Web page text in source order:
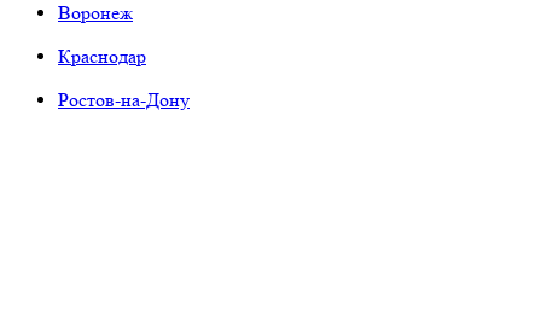
Воронеж
Краснодар
Ростов-на-Дону